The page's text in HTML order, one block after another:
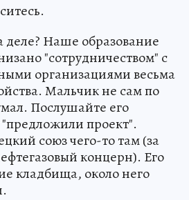
деле? Наше образование
"сотрудничеством" с
организациями весьма
Мальчик не сам по
Послушайте его
проект".
союз чего-то там (за
концерн). Его
кладбища, около него